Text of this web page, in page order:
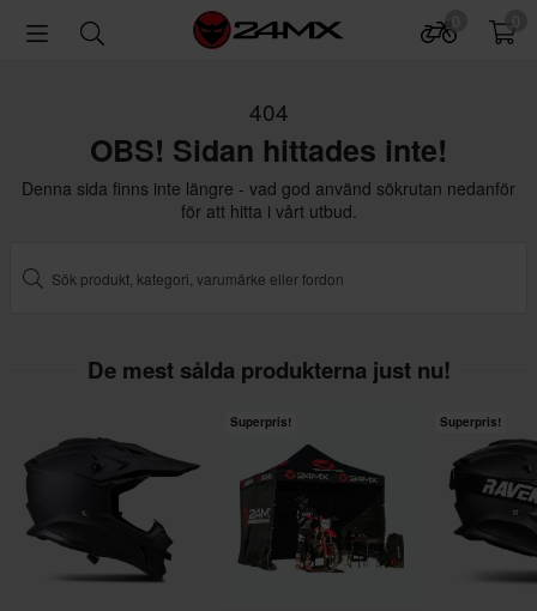
404
OBS! Sidan hittades inte!
Denna sida finns inte längre - vad god använd sökrutan nedanför
för att hitta i vårt utbud.
De mest sålda produkterna just nu!
Superpris! Superpris!